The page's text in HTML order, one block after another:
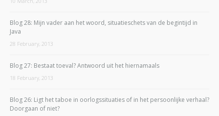
Blog 28: Mijn vader aan het woord, situatieschets van de begintijd in
Java
28 February, 2013
Blog 27: Bestaat toeval? Antwoord uit het hiernamaals
18 February, 2013
Blog 26: Ligt het taboe in oorlogssituaties of in het persoonlijke verhaal?
Doorgaan of niet?